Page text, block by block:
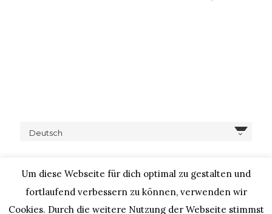
Deutsch
Um diese Webseite für dich optimal zu gestalten und
fortlaufend verbessern zu können, verwenden wir
Cookies. Durch die weitere Nutzung der Webseite stimmst